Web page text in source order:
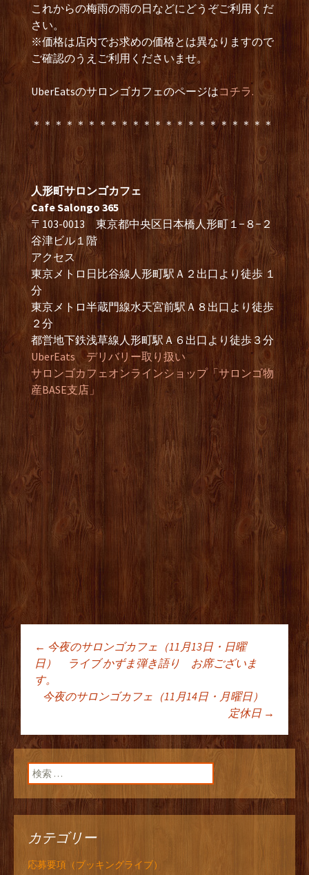
これからの梅雨の雨の日などにどうぞご利用くだ
さい。
※価格は店内でお求めの価格とは異なりますので
ご確認のうえご利用くださいませ。
UberEatsのサロンゴカフェのページはコチラ.
＊＊＊＊＊＊＊＊＊＊＊＊＊＊＊＊＊＊＊＊＊＊
人形町サロンゴカフェ
Cafe Salongo 365
〒103-0013 東京都中央区日本橋人形町１−８−２
谷津ビル１階
アクセス
東京メトロ日比谷線人形町駅Ａ２出口より徒歩 １
分
東京メトロ半蔵門線水天宮前駅Ａ８出口より徒歩
２分
都営地下鉄浅草線人形町駅Ａ６出口より徒歩３分
UberEats デリバリー取り扱い
サロンゴカフェオンラインショップ「サロンゴ物
産BASE支店」
投稿ナビゲーショ
ン
← 今夜のサロンゴカフェ（11月13日・日曜
日） ライブ かずま弾き語り お席ございま
す。
今夜のサロンゴカフェ（11月14日・月曜日）
定休日 →
検索:
カテゴリー
応募要項（ブッキングライブ）